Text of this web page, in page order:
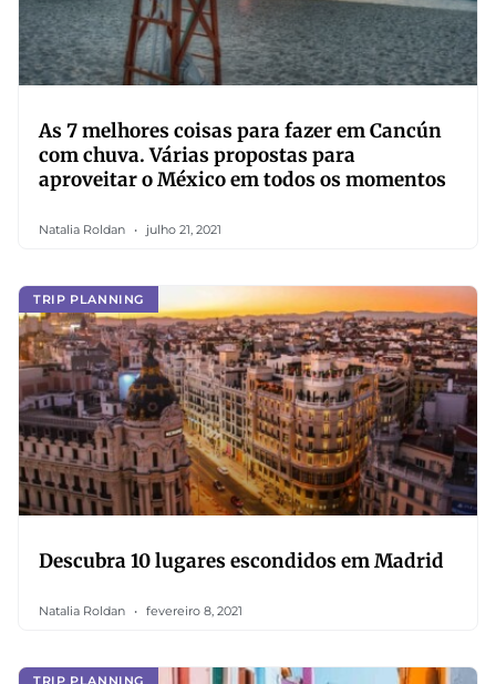
As 7 melhores coisas para fazer em Cancún
com chuva. Várias propostas para
aproveitar o México em todos os momentos
Natalia Roldan julho 21, 2021
TRIP PLANNING
Descubra 10 lugares escondidos em Madrid
Natalia Roldan fevereiro 8, 2021
TRIP PLANNING